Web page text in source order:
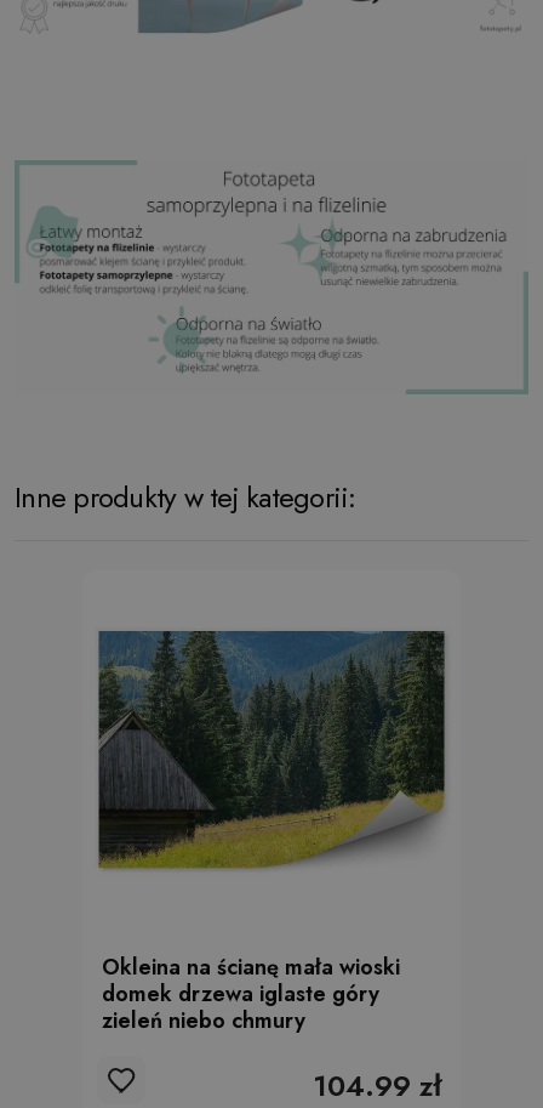
Inne produkty w tej kategorii:
Okleina na ścianę mała wioski
domek drzewa iglaste góry
zieleń niebo chmury
104.99 zł